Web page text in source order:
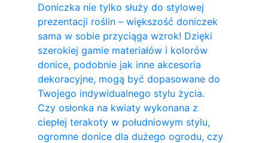
Doniczka nie tylko służy do stylowej
prezentacji roślin – większość doniczek
sama w sobie przyciąga wzrok! Dzięki
szerokiej gamie materiałów i kolorów
donice, podobnie jak inne akcesoria
dekoracyjne, mogą być dopasowane do
Twojego indywidualnego stylu życia.
Czy osłonka na kwiaty wykonana z
ciepłej terakoty w południowym stylu,
ogromne donice dla dużego ogrodu, czy